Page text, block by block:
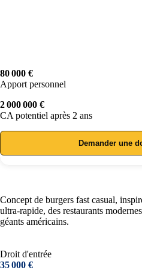
80 000 €
Apport personnel
2 000 000 €
CA potentiel après 2 ans
Demander une
Concept de burgers fast casual,
ultra-rapide, des restaurants
géants américains.
Droit d'entrée
35 000 €